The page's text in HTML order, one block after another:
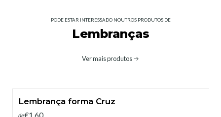
PODE ESTAR INTERESSADO NOUTROS PRODUTOS DE
Lembranças
Ver mais produtos
Lembrança forma Cruz
de€1,60